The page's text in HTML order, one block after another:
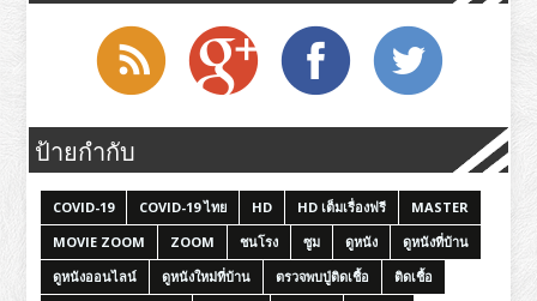
ป้ายกำกับ
COVID-19 COVID-19 ไทย HD HD เต็มเรื่องฟรี
MASTER
MOVIE ZOOM
ZOOM ชนโรง ซูม ดูหนัง
ดูหนังที่บ้าน
ดูหนังออนไลน์
ดูหนังใหม่ที่บ้าน ตรวจพบปู่ติดเชื้อ
ติดเชื้อ